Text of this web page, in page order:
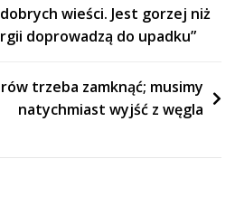
wieści. Jest gorzej niż
doprowadzą do upadku”
trzeba zamknąć; musimy
natychmiast wyjść z węgla